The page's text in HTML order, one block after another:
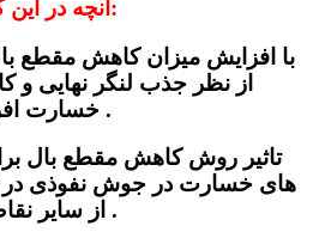
آنچه در این کد خواهید آموخت:
با افزایش میزان کاهش مقطع
از نظر جذب لنگر نهایی
خسارت افزایش پیدا می کند .
تاثیر روش کاهش مقطع بال
های خسارت در جوش نفوذی
از سایر نقاط بیشتر می باشد .